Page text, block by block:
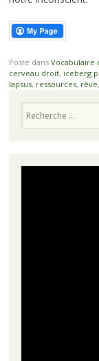
Posté dans Vocabulaire
cerveau droit, iceberg
lapsus, ressources, rêve,